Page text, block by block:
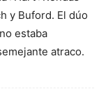
y Buford. El dúo
estaba
atraco.